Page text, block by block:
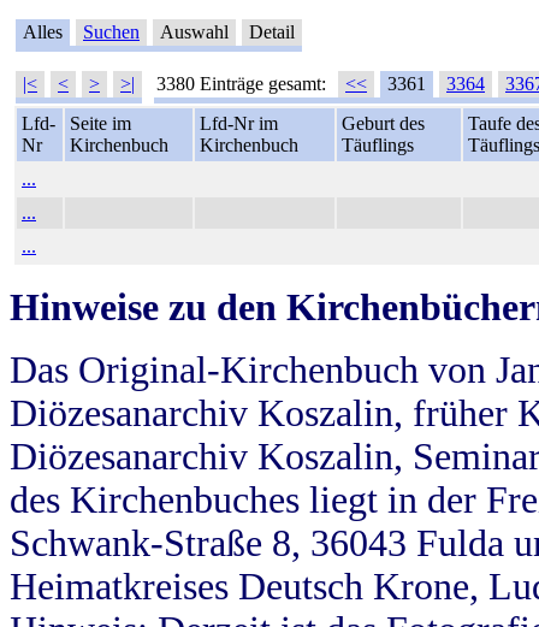
Alles Suchen Auswahl Detail
|< < > >| 3380 Einträge gesamt: << 3361 3364
Lfd-
Nr
Seite im
Kirchenbuch
Lfd-Nr im
Kirchenbuch
Geburt des
Täuflings
Taufe
Täuflings
...
...
...
Hinweise zu den
Das Original-Kirchenbuch von
Diözesanarchiv Koszalin, früher
Diözesanarchiv Koszalin,
des Kirchenbuches liegt in der
Schwank-Straße 8, 36043 Fulda
Heimatkreises Deutsch Krone,